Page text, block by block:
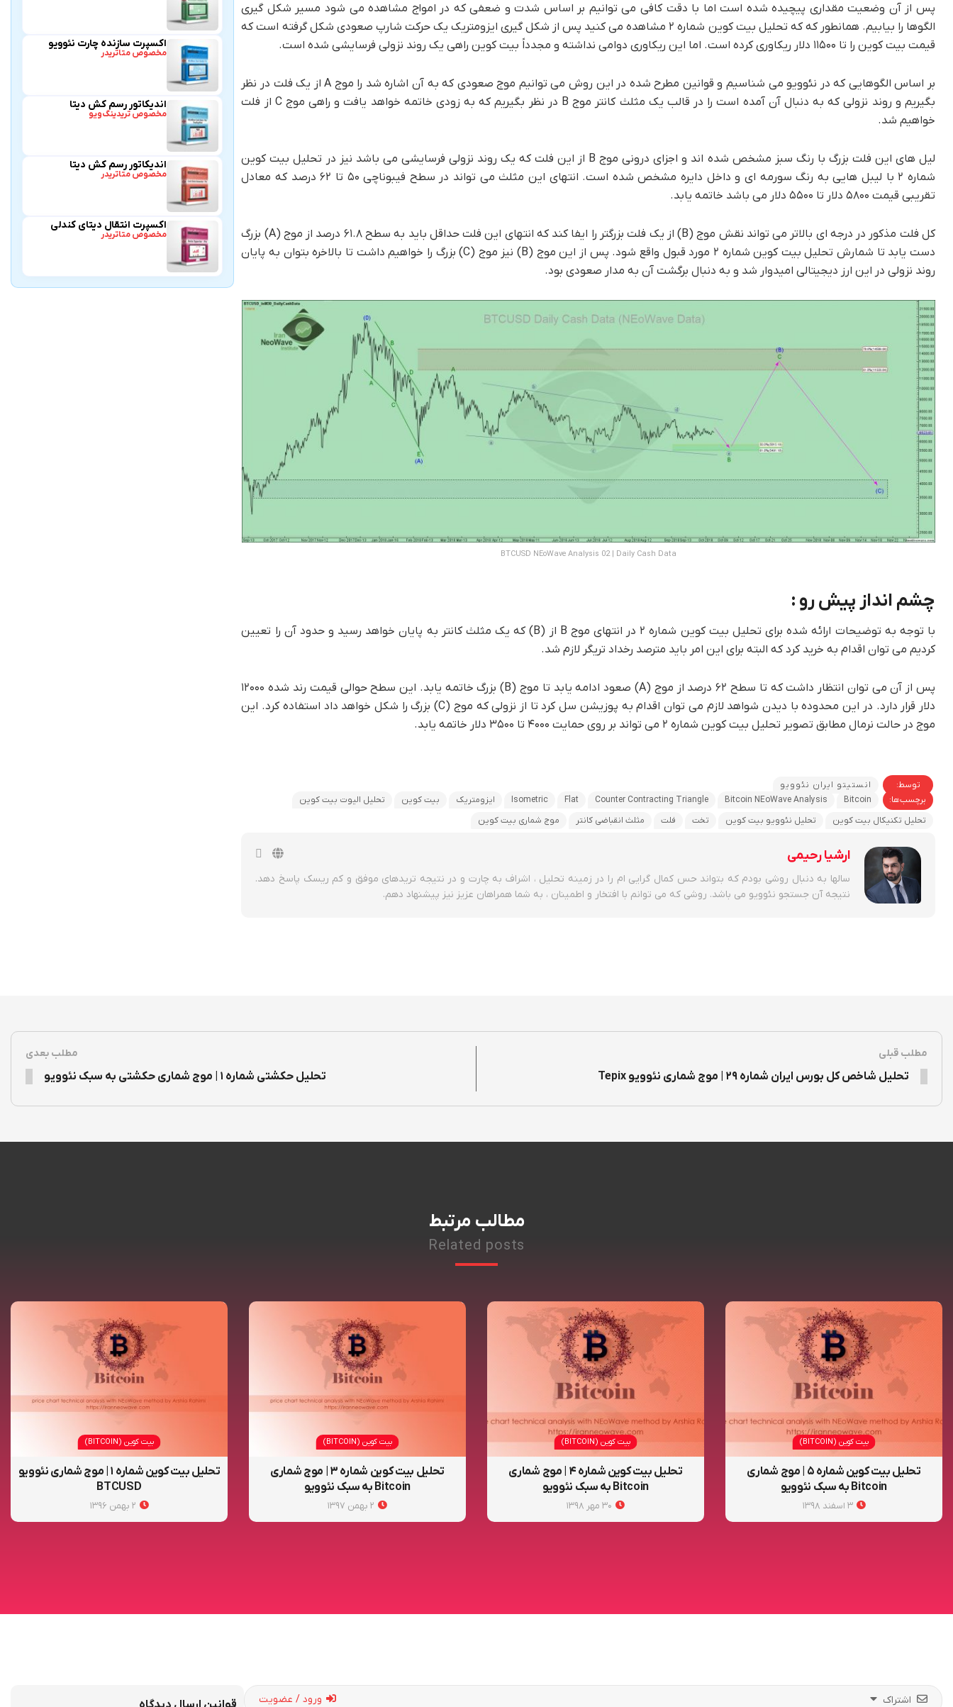
پس از آن وضعیت مقداری پیچیده شده است اما با دقت کافی می توانیم بر اساس شدت و ضعفی که در امواج مشاهده می شود مسیر شکل گیری
الگوها را بیابیم. همانطور که که تحلیل بیت کوین شماره ۲ مشاهده می کنید پس از شکل گیری ایزومتریک یک حرکت شارپ صعودی شکل گرفته است که
قیمت بیت کوین را تا ۱۱۵۰۰ دلار ریکاوری کرده است. اما این ریکاوری دوامی نداشته و مجدداً بیت کوین راهی یک روند نزولی فرسایشی شده است.
بر اساس الگوهایی که در نئوویو می شناسیم و قوانین مطرح شده در این روش می توانیم موج صعودی که به آن اشاره شد را موج A از یک فلت در نظر
بگیریم و روند نزولی که به دنبال آن آمده است را در قالب یک مثلث کانتر موج B در نظر بگیریم که به زودی خاتمه خواهد یافت و راهی موج C از فلت
خواهیم شد.
لیل های این فلت بزرگ با رنگ سبز مشخص شده اند و اجزای درونی موج B از این فلت که یک روند نزولی فرسایشی می باشد نیز در تحلیل بیت کوین
شماره ۲ با لیبل هایی به رنگ سورمه ای و داخل دایره مشخص شده است. انتهای این مثلث می تواند در سطح فیبوناچی ۵۰ تا ۶۲ درصد که معادل
تقریبی قیمت ۵۸۰۰ دلار تا ۵۵۰۰ دلار می باشد خاتمه یابد.
کل فلت مذکور در درجه ای بالاتر می تواند نقش موج (B) از یک فلت بزرگتر را ایفا کند که انتهای این فلت حداقل باید به سطح ۶۱.۸ درصد از موج (A) بزرگ
دست یابد تا شمارش تحلیل بیت کوین شماره ۲ مورد قبول واقع شود. پس از این موج (B) نیز موج (C) بزرگ را خواهیم داشت تا بالاخره بتوان به پایان
روند نزولی در این ارز دیجیتالی امیدوار شد و به دنبال برگشت آن به مدار صعودی بود.
BTCUSD NEoWave Analysis 02 | Daily Cash Data
چشم انداز پیش رو :
با توجه به توضیحات ارائه شده برای تحلیل بیت کوین شماره ۲ در انتهای موج B از (B) که یک مثلث کانتر به پایان خواهد رسید و حدود آن را تعیین
کردیم می توان اقدام به خرید کرد که البته برای این امر باید مترصد رخداد تریگر لازم شد.
پس از آن می توان انتظار داشت که تا سطح ۶۲ درصد از موج (A) صعود ادامه یابد تا موج (B) بزرگ خاتمه یابد. این سطح حوالی قیمت رند شده ۱۲۰۰۰
دلار قرار دارد. در این محدوده با دیدن شواهد لازم می توان اقدام به پوزیشن سل کرد تا از نزولی که موج (C) بزرگ را شکل خواهد داد استفاده کرد. این
موج در حالت نرمال مطابق تصویر تحلیل بیت کوین شماره ۲ می تواند بر روی حمایت ۴۰۰۰ تا ۳۵۰۰ دلار خاتمه یابد.
توسط:
انستیتو ایران نئوویو
برچسب‌ها:
Bitcoin
Bitcoin NEoWave Analysis
Counter Contracting Triangle
Flat
Isometric ایزومتریک بیت کوین
تحلیل الیوت بیت کوین
تحلیل تکنیکال بیت کوین
تحلیل نئوویو بیت کوین تخت فلت مثلث انقباضی کانتر موج شماری بیت کوین
ارشیا رحیمی
سالها به دنبال روشی بودم که بتواند حس کمال گرایی ام را در زمینه تحلیل ، اشراف به چارت و در نتیجه تریدهای موفق و کم ریسک پاسخ دهد.
نتیجه آن جستجو نئوویو می باشد. روشی که می توانم با افتخار و اطمینان ، به شما همراهان عزیز نیز پیشنهاد دهم.
اکسپرت سازنده چارت نئوویو
مخصوص متاتریدر
اندیکاتور رسم کش دیتا
مخصوص تریدینگ‌ویو
اندیکاتور رسم کش دیتا
مخصوص متاتریدر
اکسپرت انتقال دیتای کندلی
مخصوص متاتریدر
مطلب قبلی
تحلیل شاخص کل بورس ایران شماره ۲۹ | موج شماری نئوویو Tepix
مطلب بعدی
تحلیل حکشتی شماره ۱ | موج شماری حکشتی به سبک نئوویو
مطالب مرتبط
Related posts
بیت کوین (BITCOIN)
تحلیل بیت کوین شماره ۵ | موج شماری
Bitcoin به سبک نئوویو
۳ اسفند ۱۳۹۸
بیت کوین (BITCOIN)
تحلیل بیت کوین شماره ۴ | موج شماری
Bitcoin به سبک نئوویو
بیت کوین (BITCOIN)
تحلیل بیت کوین شماره ۳ | موج شماری
Bitcoin به سبک نئوویو
بیت کوین (BITCOIN)
تحلیل بیت کوین شماره ۱ | موج شماری نئوویو
BTCUSD
اشتراک ورود / عضویت